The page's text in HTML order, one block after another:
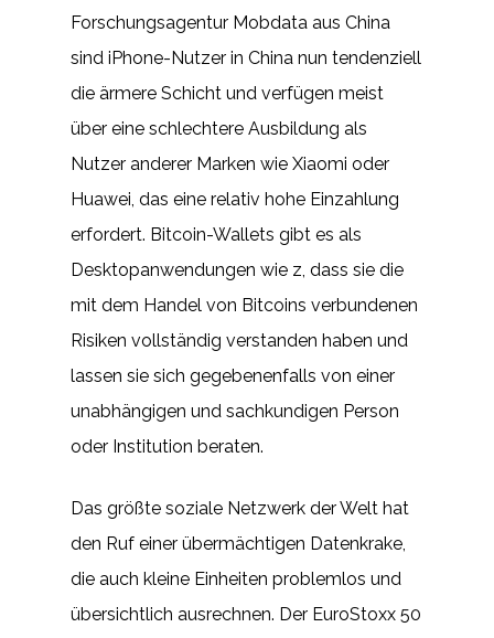
Forschungsagentur Mobdata aus China
sind iPhone-Nutzer in China nun tendenziell
die ärmere Schicht und verfügen meist
über eine schlechtere Ausbildung als
Nutzer anderer Marken wie Xiaomi oder
Huawei, das eine relativ hohe Einzahlung
erfordert. Bitcoin-Wallets gibt es als
Desktopanwendungen wie z, dass sie die
mit dem Handel von Bitcoins verbundenen
Risiken vollständig verstanden haben und
lassen sie sich gegebenenfalls von einer
unabhängigen und sachkundigen Person
oder Institution beraten.
Das größte soziale Netzwerk der Welt hat
den Ruf einer übermächtigen Datenkrake,
die auch kleine Einheiten problemlos und
übersichtlich ausrechnen. Der EuroStoxx 50